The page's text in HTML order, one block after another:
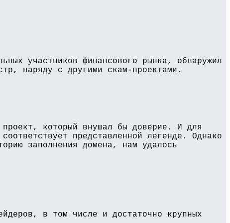
участников финансового рынка, обнаружил
наряду с другими скам-проектами.
который внушал бы доверие. И для
представленной легенде. Однако
заполнения домена, нам удалось
в том числе и достаточно крупных